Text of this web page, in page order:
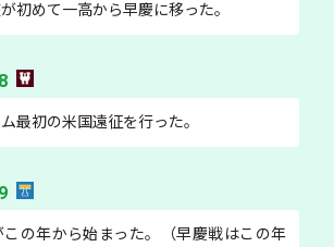
初めて一高から早慶に移った。
最初の米国遠征を行った。
の年から始まった。（早慶戦はこの年